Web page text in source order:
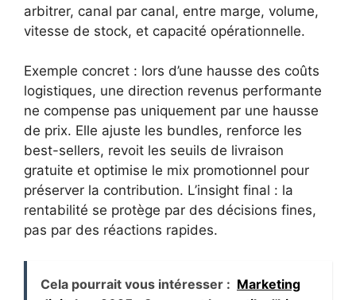
arbitrer, canal par canal, entre marge, volume,
vitesse de stock, et capacité opérationnelle.
Exemple concret : lors d’une hausse des coûts
logistiques, une direction revenus performante
ne compense pas uniquement par une hausse
de prix. Elle ajuste les bundles, renforce les
best-sellers, revoit les seuils de livraison
gratuite et optimise le mix promotionnel pour
préserver la contribution. L’insight final : la
rentabilité se protège par des décisions fines,
pas par des réactions rapides.
Cela pourrait vous intéresser : Marketing